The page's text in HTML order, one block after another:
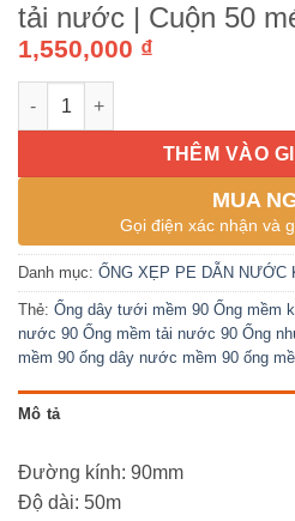
tải nước | Cuộn 50
1,550,000 ₫
Ống dây tưới xẹp chính dẫn
THÊM VÀO
MUA
Gọi điện xác nhận và
Danh mục: ỐNG XẸP PE DẪN NƯỚC
Thẻ: Ống dây tưới mềm 90 Ống mềm
nước 90 Ống mềm tải nước 90 Ống
mềm 90 ống dây nước mềm 90 ống
Mô tả
Đường kính: 90mm
Độ dài: 50m